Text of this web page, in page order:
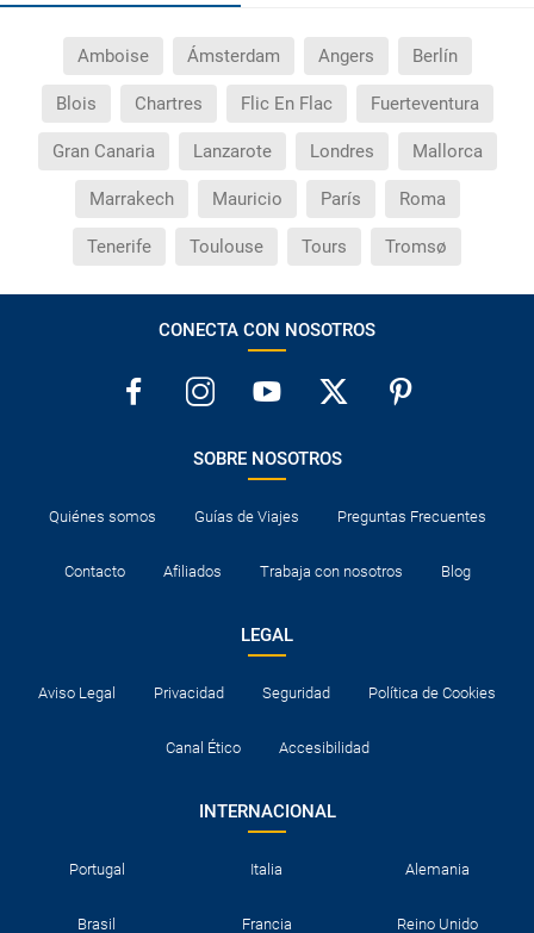
¿Cuántas veces debo imprimir el bono de los
Amboise Ámsterdam Angers Berlín
Blois Chartres Flic En Flac Fuerteventura
Gran Canaria Lanzarote Londres Mallorca
Marrakech Mauricio París Roma
Tenerife Toulouse Tours Tromsø
CONECTA CON NOSOTROS
SOBRE NOSOTROS
Quiénes somos Guías de Viajes Preguntas Frecuentes
Contacto Afiliados Trabaja con nosotros Blog
LEGAL
Aviso Legal Privacidad Seguridad Política de Cookies
Canal Ético Accesibilidad
INTERNACIONAL
Portugal Italia Alemania
Brasil Francia Reino Unido